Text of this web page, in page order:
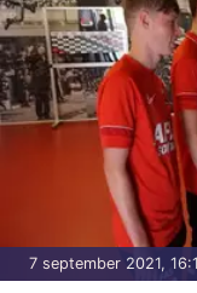
7 september 2021,